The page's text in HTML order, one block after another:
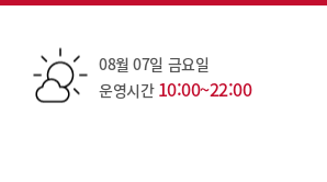
08월 07일 금요일
운영시간 10:00~22:00